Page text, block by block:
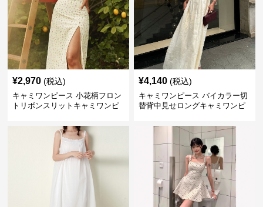
¥2,970 (税込)
キャミワンピース 小花柄フロン
トリボンスリットキャミワンピ
¥4,140 (税込)
キャミワンピース バイカラー切
替背中見せロングキャミワンピ